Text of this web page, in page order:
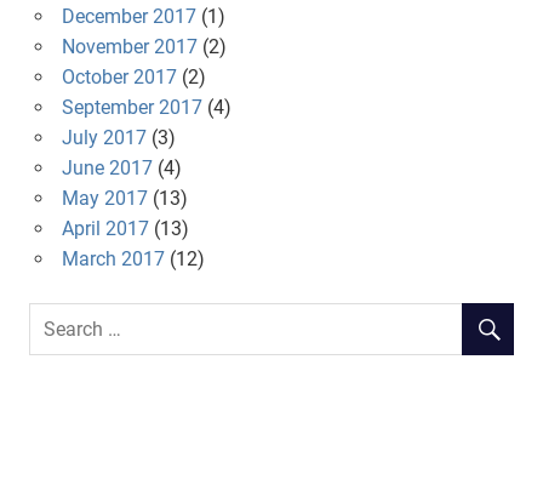
December 2017(1)
November 2017(2)
October 2017(2)
September 2017(4)
July 2017(3)
June 2017(4)
May 2017(13)
April 2017(13)
March 2017(12)